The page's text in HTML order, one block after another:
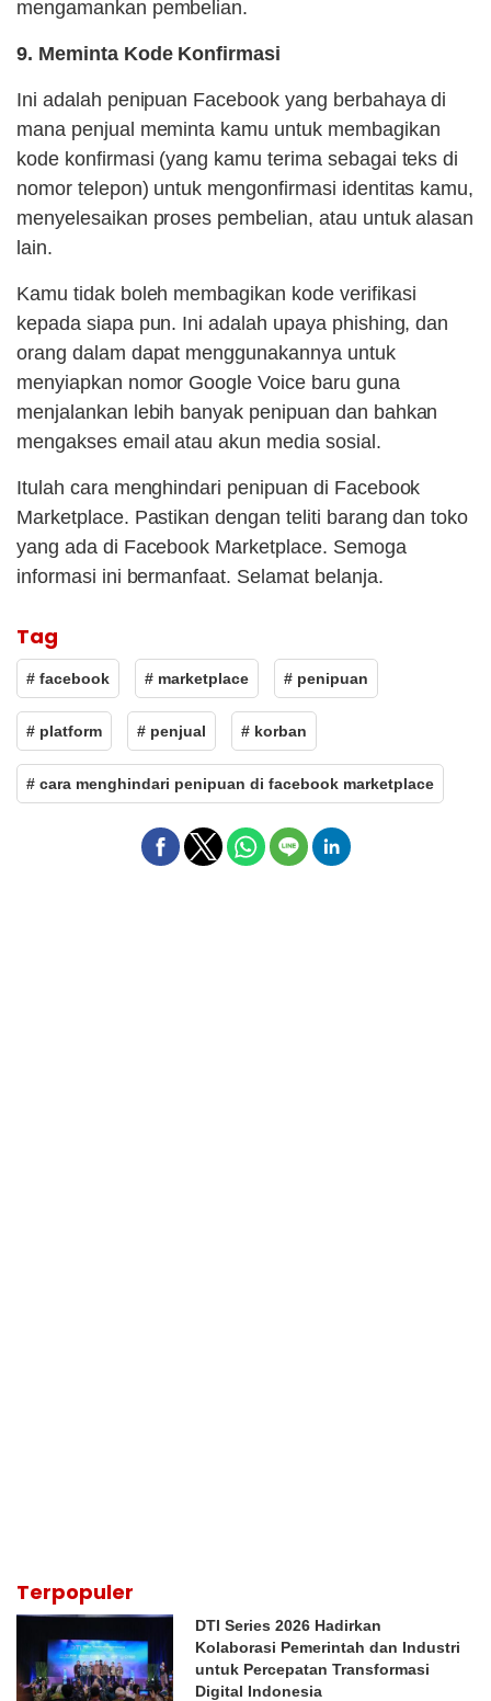
mengamankan pembelian.
9. Meminta Kode Konfirmasi
Ini adalah penipuan Facebook yang berbahaya di
mana penjual meminta kamu untuk membagikan
kode konfirmasi (yang kamu terima sebagai teks di
nomor telepon) untuk mengonfirmasi identitas kamu,
menyelesaikan proses pembelian, atau untuk alasan
lain.
Kamu tidak boleh membagikan kode verifikasi
kepada siapa pun. Ini adalah upaya phishing, dan
orang dalam dapat menggunakannya untuk
menyiapkan nomor Google Voice baru guna
menjalankan lebih banyak penipuan dan bahkan
mengakses email atau akun media sosial.
Itulah cara menghindari penipuan di Facebook
Marketplace. Pastikan dengan teliti barang dan toko
yang ada di Facebook Marketplace. Semoga
informasi ini bermanfaat. Selamat belanja.
Tag
# facebook # marketplace # penipuan
# platform # penjual # korban
# cara menghindari penipuan di facebook marketplace
Terpopuler
DTI Series 2026 Hadirkan
Kolaborasi Pemerintah dan Industri
untuk Percepatan Transformasi
Digital Indonesia